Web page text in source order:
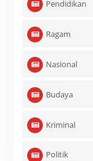
Pendidikan
Ragam
Nasional
Budaya
Kriminal
Politik